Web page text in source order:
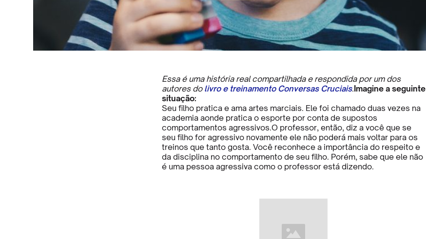
Essa é uma história real compartilhada e respondida por um dos
autores do livro e treinamento Conversas Cruciais. Imagine a seguinte
situação:
Seu filho pratica e ama artes marciais. Ele foi chamado duas vezes na
academia aonde pratica o esporte por conta de supostos
comportamentos agressivos.O professor, então, diz a você que se
seu filho for agressivo novamente ele não poderá mais voltar para os
treinos que tanto gosta. Você reconhece a importância do respeito e
da disciplina no comportamento de seu filho. Porém, sabe que ele não
é uma pessoa agressiva como o professor está dizendo.